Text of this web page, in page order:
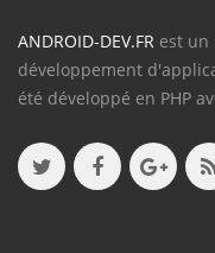
ANDROID-DEV.FR est un
développement
été développé en PHP